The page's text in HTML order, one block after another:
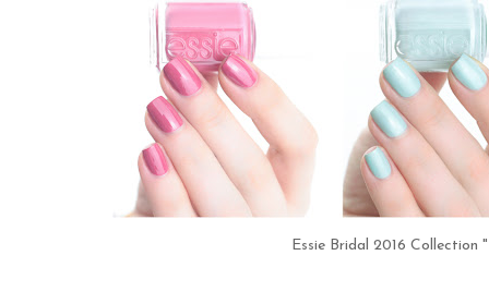
Essie Bridal 2016 Collection